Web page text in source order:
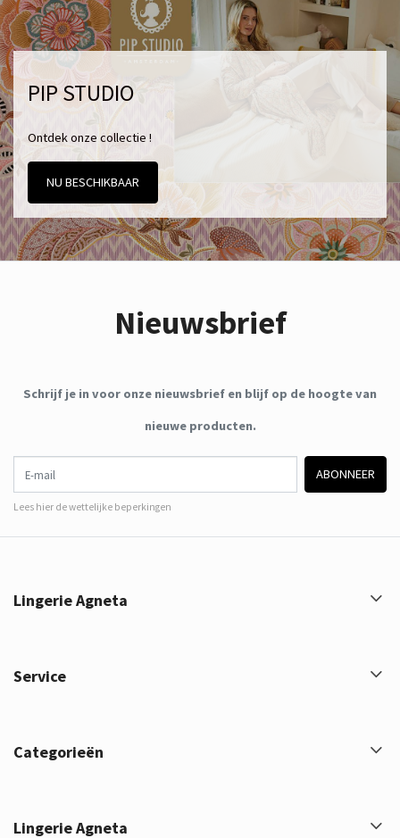
PIP STUDIO
Ontdek onze collectie !
NU BESCHIKBAAR
Nieuwsbrief
Schrijf je in voor onze nieuwsbrief en blijf op de hoogte van
nieuwe producten.
ABONNEER
Lees hier de wettelijke beperkingen
Lingerie Agneta
Service
Categorieën
Lingerie Agneta